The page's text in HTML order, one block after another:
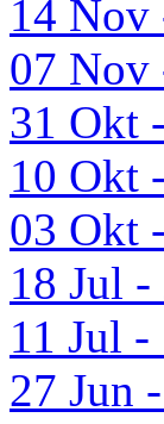
14 Nov
07 Nov
31 Okt
10 Okt
03 Okt
18 Jul -
11 Jul -
27 Jun